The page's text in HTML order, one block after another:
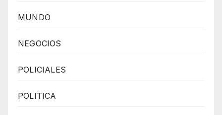
MUNDO
NEGOCIOS
POLICIALES
POLITICA